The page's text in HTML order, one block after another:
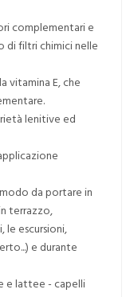
complementari e
di filtri chimici nelle
vitamina E, che
lenitive ed
da portare in
terrazzo,
le escursioni,
e durante
e lattee - capelli